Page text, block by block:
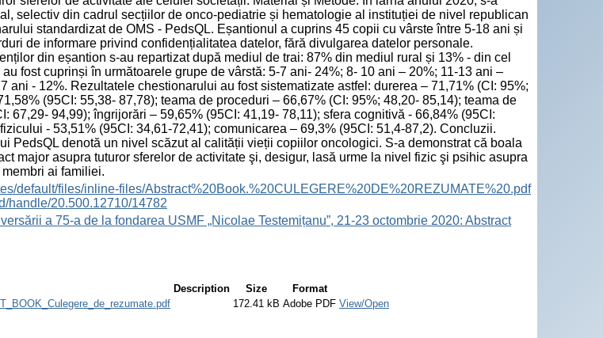
selectiv din cadrul secțiilor de onco-pediatrie și hematologie al instituției de nivel republican
standardizat de OMS - PedsQL. Eșantionul a cuprins 45 copii cu vârste între 5-18 ani și
de informare privind confidențialitatea datelor, fără divulgarea datelor personale.
din eșantion s-au repartizat după mediul de trai: 87% din mediul rural și 13% - din cel
fost cuprinși în următoarele grupe de vârstă: 5-7 ani- 24%; 8- 10 ani – 20%; 11-13 ani –
ani - 12%. Rezultatele chestionarului au fost sistematizate astfel: durerea – 71,71% (CI: 95%;
(95CI: 55,38- 87,78); teama de proceduri – 66,67% (CI: 95%; 48,20- 85,14); teama de
67,29- 94,99); îngrijorări – 59,65% (95CI: 41,19- 78,11); sfera cognitivă - 66,84% (95CI:
- 53,51% (95CI: 34,61-72,41); comunicarea – 69,3% (95CI: 51,4-87,2). Concluzii.
PedsQL denotă un nivel scăzut al calității vieții copiilor oncologici. S-a demonstrat că boala
major asupra tuturor sferelor de activitate şi, desigur, lasă urme la nivel fizic şi psihic asupra
ai familiei.
default/files/inline-files/Abstract%20Book.%20CULEGERE%20DE%20REZUMATE%20.pdf
handle/20.500.12710/14782
a 75-a de la fondarea USMF „Nicolae Testemițanu”, 21-23 octombrie 2020: Abstract
Description Size
Format
172.41 kB Adobe PDF View/Open